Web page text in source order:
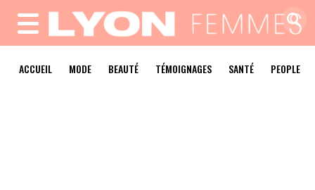
MENU
ACCUEIL MODE BEAUTÉ TÉMOIGNAGES SANTÉ PEOPLE